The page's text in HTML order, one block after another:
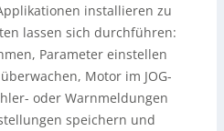
installieren zu
lassen sich durchführen:
Parameter einstellen
Motor im JOG-
oder Warnmeldungen
speichern und